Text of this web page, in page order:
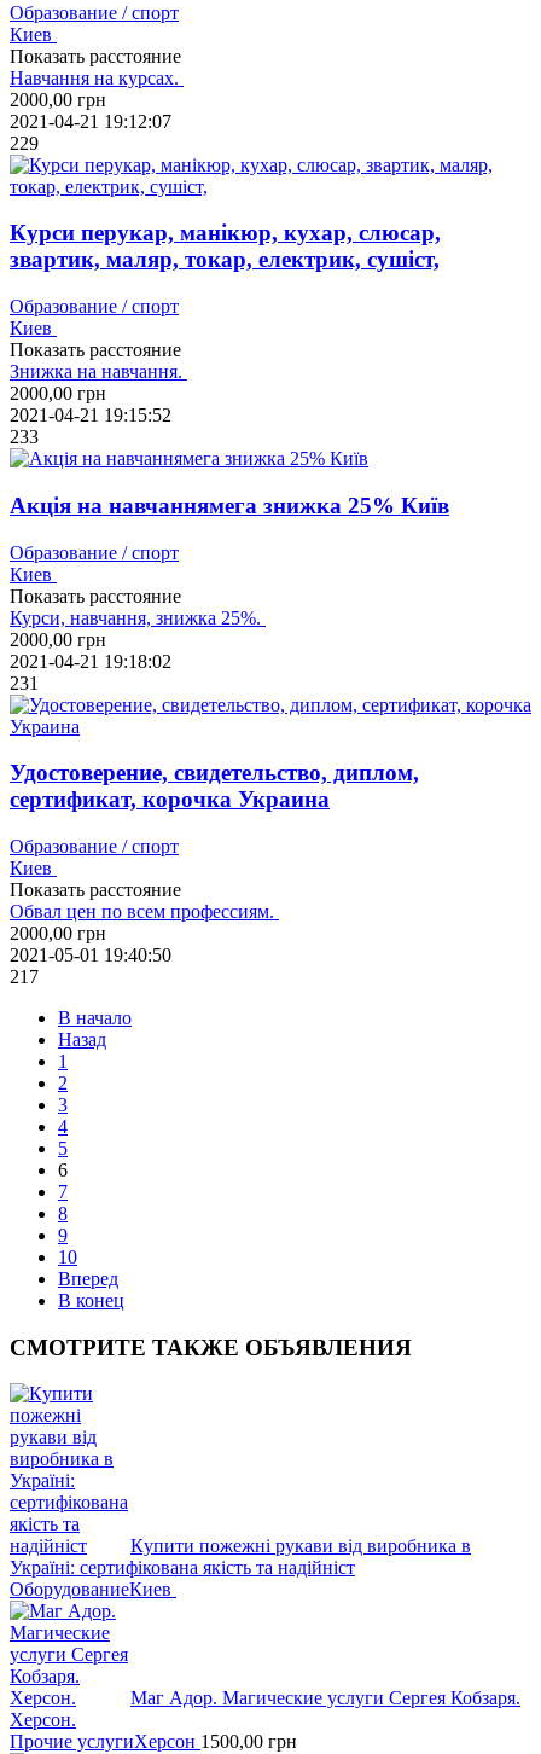
Образование / спорт
Киев
Показать расстояние
Навчання на курсах.
2000,00 грн
2021-04-21 19:12:07
229
Курси перукар, манікюр, кухар, слюсар,
звартик, маляр, токар, електрик, сушіст,
Образование / спорт
Киев
Показать расстояние
Знижка на навчання.
2000,00 грн
2021-04-21 19:15:52
233
Акція на навчаннямега знижка 25% Київ
Образование / спорт
Киев
Показать расстояние
Курси, навчання, знижка 25%.
2000,00 грн
2021-04-21 19:18:02
231
Удостоверение, свидетельство, диплом,
сертификат, корочка Украина
Образование / спорт
Киев
Показать расстояние
Обвал цен по всем профессиям.
2000,00 грн
2021-05-01 19:40:50
217
В начало
Назад
1
2
3
4
5
6
7
8
9
10
Вперед
В конец
СМОТРИТЕ ТАКЖЕ ОБЪЯВЛЕНИЯ
Кyпити пожежні рукави вiд виробника в
Україні: сертифікована якість та надійніст
ОборудованиеКиев
Маг Адор. Магические услуги Сергея Кобзаря.
Херсон.
Прочие услугиХерсон 1500,00 грн